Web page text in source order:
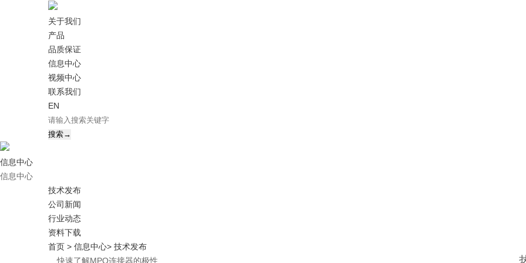
关于我们
产品
品质保证
信息中心
视频中心
联系我们
EN
信息中心
信息中心
技术发布
公司新闻
行业动态
资料下载
首页 > 信息中心> 技术发布
快速了解MPO连接器的极性